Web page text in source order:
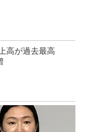
高が過去最高